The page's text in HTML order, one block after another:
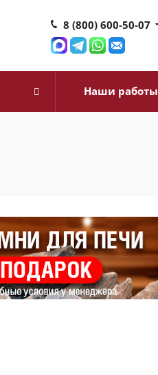
8 (800) 600-50-07
Наши работы